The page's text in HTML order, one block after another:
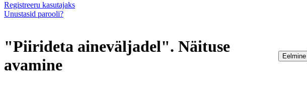
Registreeru kasutajaks
Unustasid parooli?
"Piirideta aineväljadel". Näituse
avamine